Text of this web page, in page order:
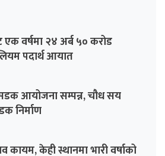
एक वर्षमा २४ अर्ब ५० करोड
पदार्थ आयात
सडक आयोजना सम्पन्न, चौध सय
निर्माण
कायम, केही स्थानमा भारी वर्षाको